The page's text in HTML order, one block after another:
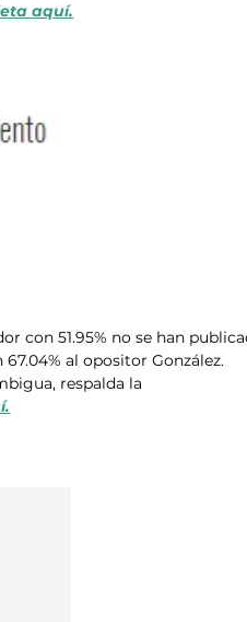
aquí.
con 51.95% no se han
al opositor González.
respalda la